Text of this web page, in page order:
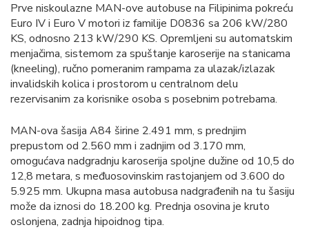
Prve niskoulazne MAN-ove autobuse na Filipinima pokreću
Euro IV i Euro V motori iz familije D0836 sa 206 kW/280
KS, odnosno 213 kW/290 KS. Opremljeni su automatskim
menjačima, sistemom za spuštanje karoserije na stanicama
(kneeling), ručno pomeranim rampama za ulazak/izlazak
invalidskih kolica i prostorom u centralnom delu
rezervisanim za korisnike osoba s posebnim potrebama.
MAN-ova šasija A84 širine 2.491 mm, s prednjim
prepustom od 2.560 mm i zadnjim od 3.170 mm,
omogućava nadgradnju karoserija spoljne dužine od 10,5 do
12,8 metara, s međuosovinskim rastojanjem od 3.600 do
5.925 mm. Ukupna masa autobusa nadgrađenih na tu šasiju
može da iznosi do 18.200 kg. Prednja osovina je kruto
oslonjena, zadnja hipoidnog tipa.